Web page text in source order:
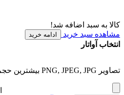
کالا به سبد اضافه شد!
مشاهده سبد خرید
ادامه خرید
انتخاب آواتار
تصاویر PNG, JPEG, JPG بیشترین حجم مجاز 3 مگابایت